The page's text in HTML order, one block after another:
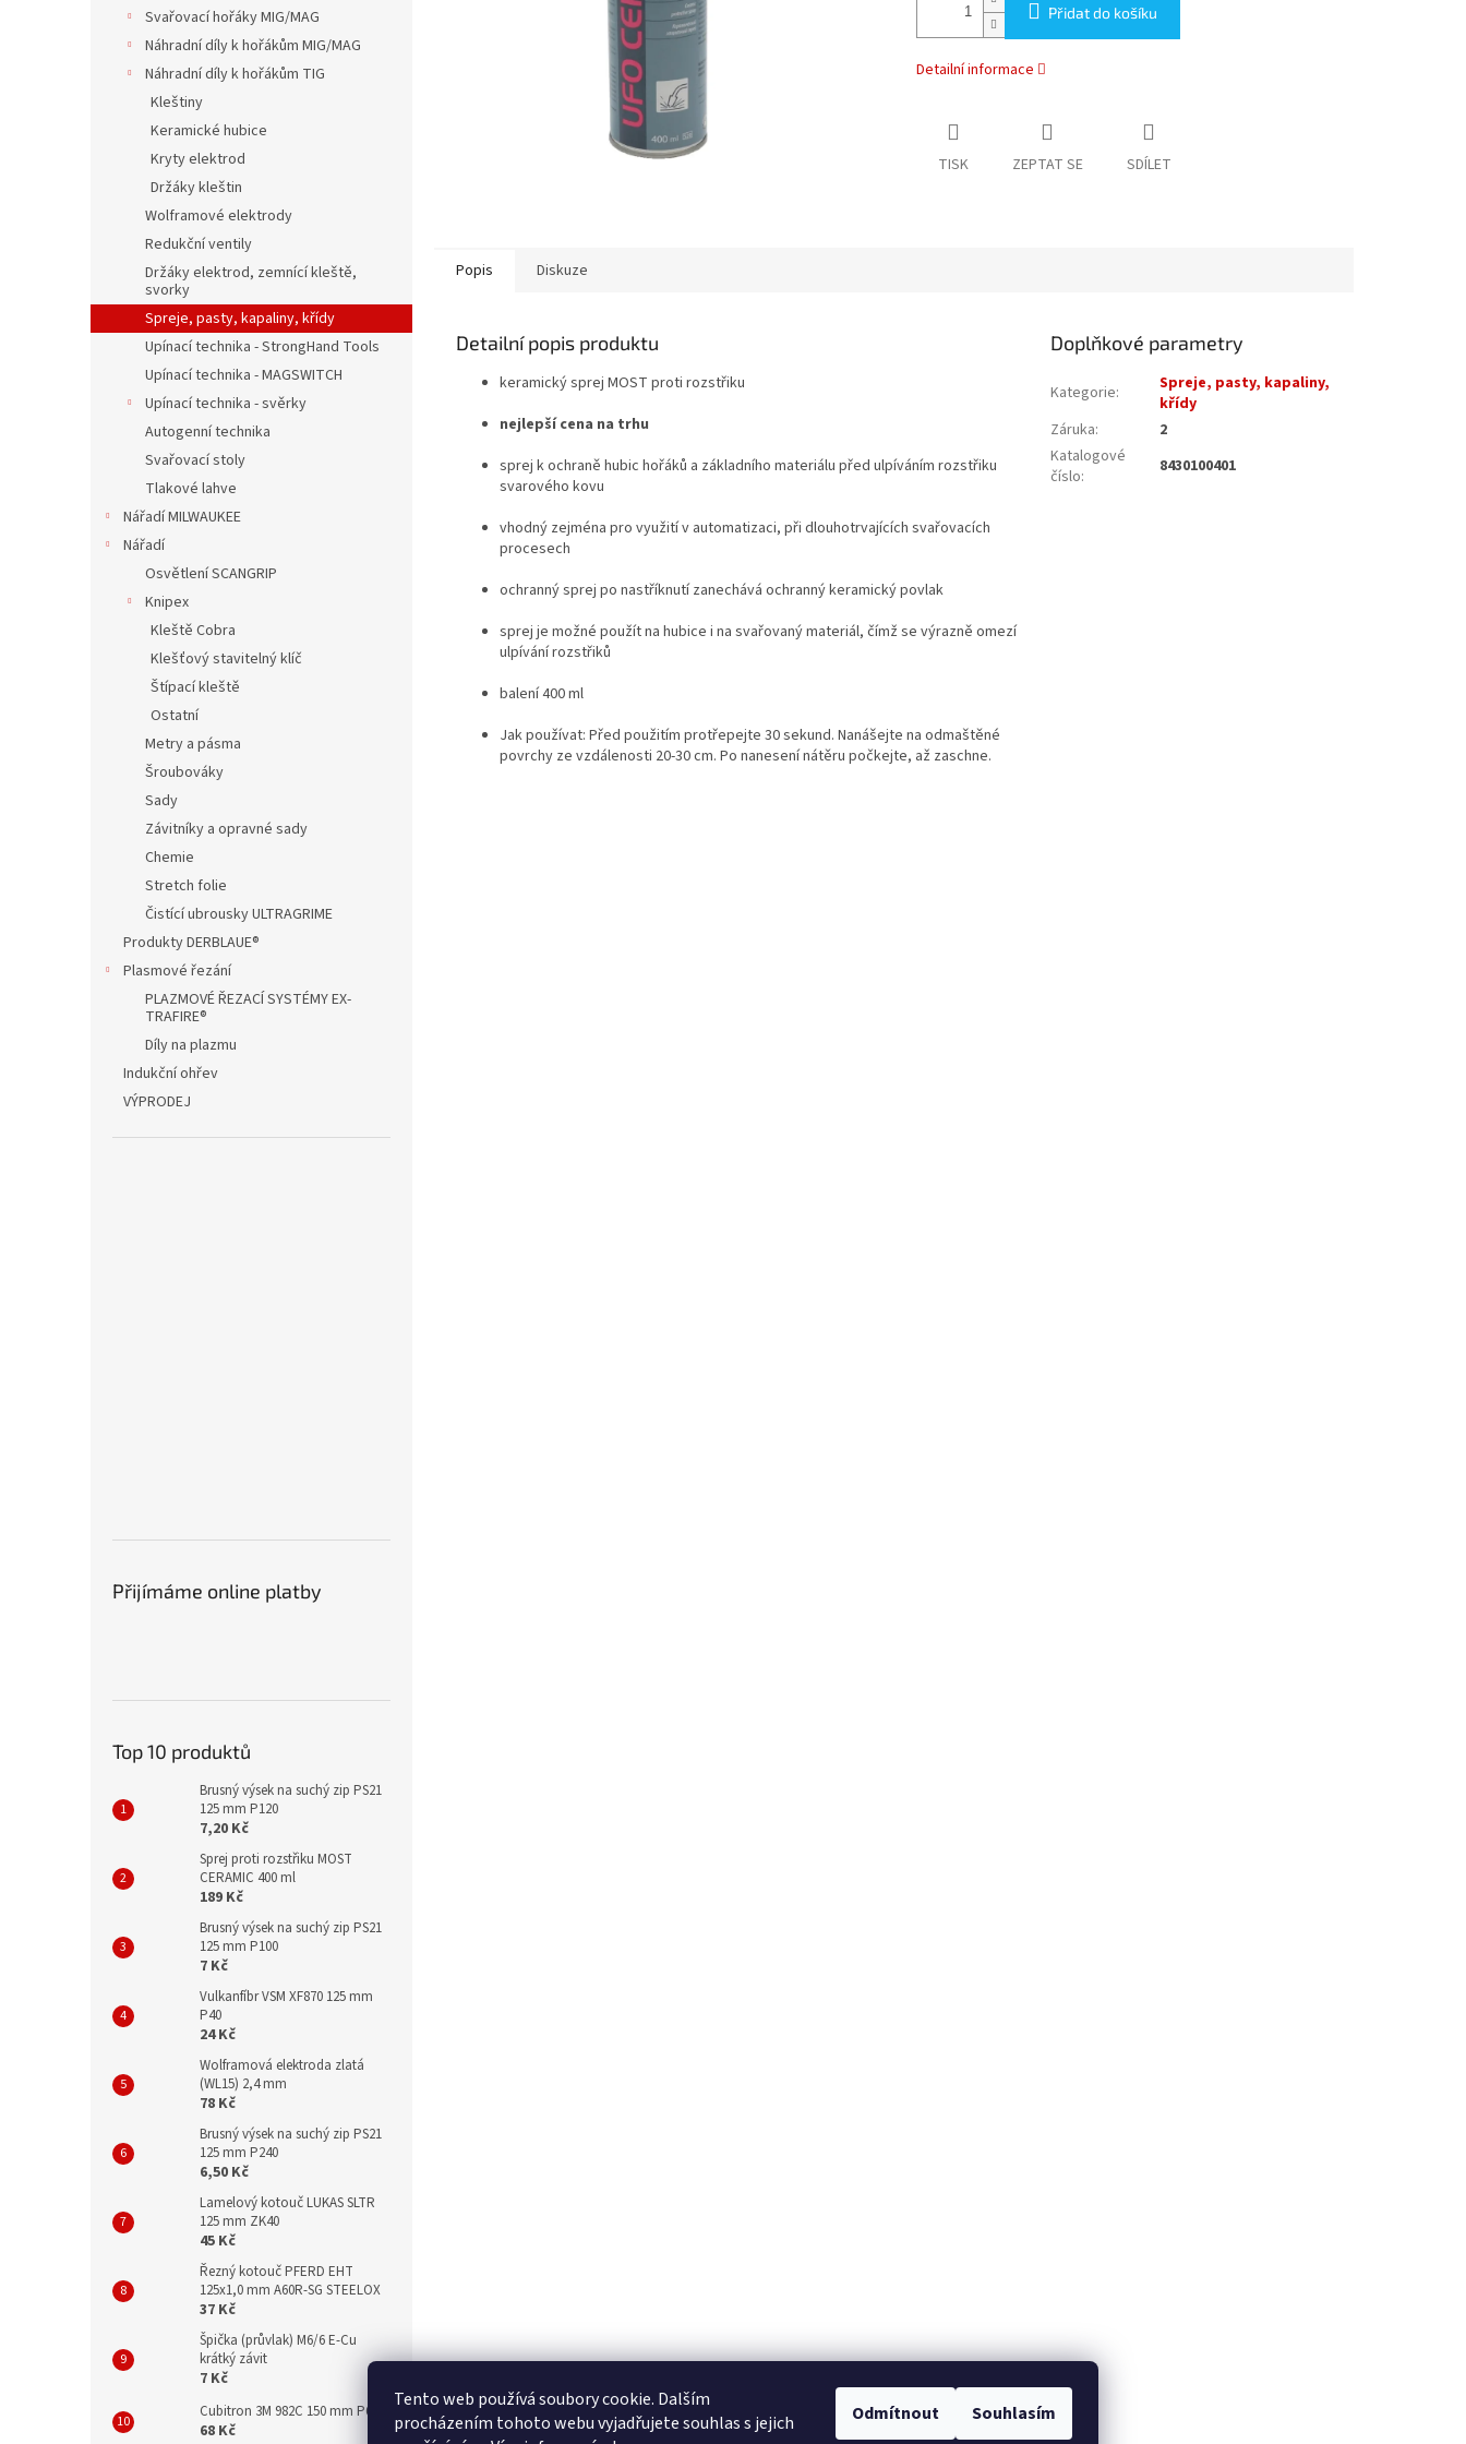
Tento web používá soubory cookie. Dalším
procházením tohoto webu vyjadřujete souhlas s jejich
Odmítnout Souhlasím
Svařovací hořáky MIG/MAG
Náhradní díly k hořákům MIG/MAG
Náhradní díly k hořákům TIG
Kleštiny
Keramické hubice
Kryty elektrod
Držáky kleštin
Wolframové elektrody
Redukční ventily
Držáky elektrod, zemnící kleště,
svorky
Spreje, pasty, kapaliny, křídy
Upínací technika - StrongHand Tools
Upínací technika - MAGSWITCH
Upínací technika - svěrky
Autogenní technika
Svařovací stoly
Tlakové lahve
Nářadí MILWAUKEE
Nářadí
Osvětlení SCANGRIP
Knipex
Kleště Cobra
Klešťový stavitelný klíč
Štípací kleště
Ostatní
Metry a pásma
Šroubováky
Sady
Závitníky a opravné sady
Chemie
Stretch folie
Čistící ubrousky ULTRAGRIME
Produkty DERBLAUE®
Plasmové řezání
PLAZMOVÉ ŘEZACÍ SYSTÉMY EX-
TRAFIRE®
Díly na plazmu
Indukční ohřev
VÝPRODEJ
Přijímáme online platby
Top 10 produktů
Brusný výsek na suchý zip PS21
125 mm P120
7,20 Kč
Sprej proti rozstřiku MOST
CERAMIC 400 ml
189 Kč
Brusný výsek na suchý zip PS21
125 mm P100
7 Kč
Vulkanfíbr VSM XF870 125 mm
P40
24 Kč
Wolframová elektroda zlatá
(WL15) 2,4 mm
78 Kč
Brusný výsek na suchý zip PS21
125 mm P240
6,50 Kč
Lamelový kotouč LUKAS SLTR
125 mm ZK40
45 Kč
Řezný kotouč PFERD EHT
125x1,0 mm A60R-SG STEELOX
37 Kč
Špička (průvlak) M6/6 E-Cu
krátký závit
7 Kč
Cubitron 3M 982C 150 mm P60
68 Kč
Přidat do košíku
Detailní informace
TISK ZEPTAT SE SDÍLET
Popis Diskuze
Detailní popis produktu
keramický sprej MOST proti rozstřiku
nejlepší cena na trhu
sprej k ochraně hubic hořáků a základního materiálu před ulpíváním rozstřiku
svarového kovu
vhodný zejména pro využití v automatizaci, při dlouhotrvajících svařovacích
procesech
ochranný sprej po nastříknutí zanechává ochranný keramický povlak
sprej je možné použít na hubice i na svařovaný materiál, čímž se výrazně omezí
ulpívání rozstřiků
balení 400 ml
Jak používat: Před použitím protřepejte 30 sekund. Nanášejte na odmaštěné
povrchy ze vzdálenosti 20-30 cm. Po nanesení nátěru počkejte, až zaschne.
Doplňkové parametry
Kategorie:
Spreje, pasty, kapaliny,
křídy
Záruka:
2
Katalogové
číslo: 8430100401